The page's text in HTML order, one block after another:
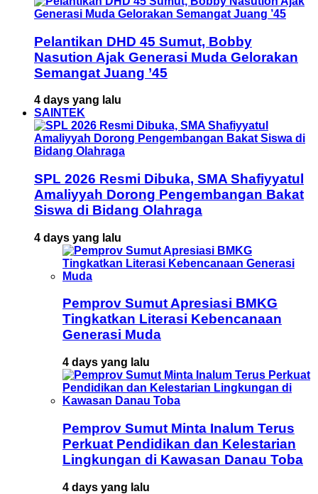
Pelantikan DHD 45 Sumut, Bobby
Nasution Ajak Generasi Muda Gelorakan
Semangat Juang ’45
4 days yang lalu
SAINTEK
SPL 2026 Resmi Dibuka, SMA Shafiyyatul
Amaliyyah Dorong Pengembangan Bakat
Siswa di Bidang Olahraga
4 days yang lalu
Pemprov Sumut Apresiasi BMKG
Tingkatkan Literasi Kebencanaan
Generasi Muda
4 days yang lalu
Pemprov Sumut Minta Inalum Terus
Perkuat Pendidikan dan Kelestarian
Lingkungan di Kawasan Danau Toba
4 days yang lalu